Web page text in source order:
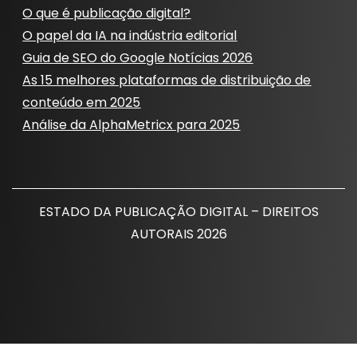
O que é publicação digital?
O papel da IA ​​na indústria editorial
Guia de SEO do Google Notícias 2026
As 15 melhores plataformas de distribuição de
conteúdo em 2025
Análise da AlphaMetricx para 2025
ESTADO DA PUBLICAÇÃO DIGITAL – DIREITOS
AUTORAIS 2026